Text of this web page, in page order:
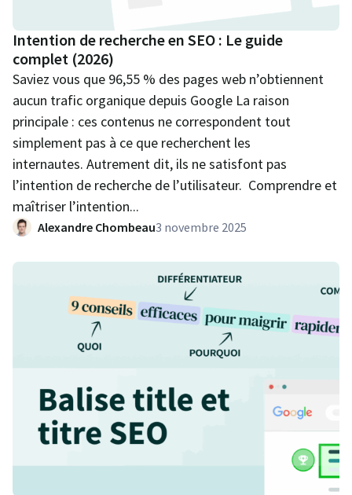
Intention de recherche en SEO : Le guide
complet (2026)
Saviez vous que 96,55 % des pages web n’obtiennent
aucun trafic organique depuis Google La raison
principale : ces contenus ne correspondent tout
simplement pas à ce que recherchent les
internautes. Autrement dit, ils ne satisfont pas
l’intention de recherche de l’utilisateur. Comprendre et
maîtriser l’intention...
Alexandre Chombeau3 novembre 2025